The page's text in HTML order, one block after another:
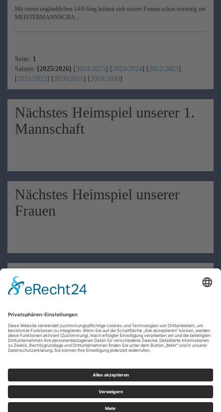
Mit einem unglaublichen 14:0-Sieg krönen sich unsere Frauen schon vorzeitig zur
MEISTERMANNSCHA...
Seite: 1
Saison: [2025/2026] [2024/2025] [2023/2024] [2022/2023]
[2021/2022] [2020/2021] [2019/2020]
Nächstes Heimspiel unserer 1.
Mannschaft
Nächstes Heimspiel unserer
Frauen
Nächstes Heimspiel unserer 2.
Mannschaft
t
All Rights Reserved.
sportverein-homepage.de